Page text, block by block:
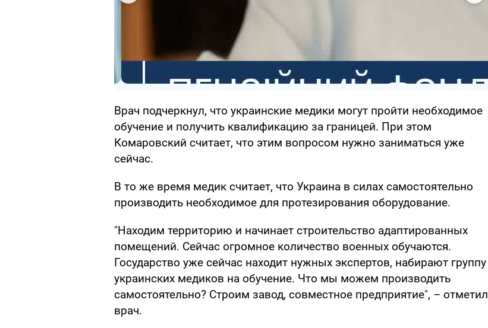
Врач подчеркнул, что украинские медики могут пройти необходимое
обучение и получить квалификацию за границей. При этом
Комаровский считает, что этим вопросом нужно заниматься уже
сейчас.
В то же время медик считает, что Украина в силах самостоятельно
производить необходимое для протезирования оборудование.
"Находим территорию и начинает строительство адаптированных
помещений. Сейчас огромное количество военных обучаются.
Государство уже сейчас находит нужных экспертов, набирают группу
украинских медиков на обучение. Что мы можем производить
самостоятельно? Строим завод, совместное предприятие", – отметил
врач.